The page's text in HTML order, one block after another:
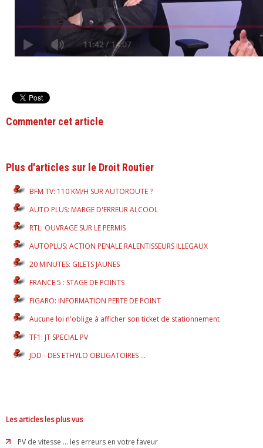
Commenter cet article
Plus d'articles sur le Droit Routier
BFM TV: 110 KM/H SUR AUTOROUTE ?
AUTO PLUS: MARGE D'ERREUR ALCOOL
RTL: OUVRAGE SUR LE PERMIS
AUTOPLUS: ACTION PENALE RALENTISSEURS ILLEGAUX
20 MINUTES: GILETS JAUNES
FRANCE 5 : STAGE DE POINTS
FIGARO: INFORMATION PERTE DE POINT
Aucune loi n'oblige à afficher son ticket de stationnement
TF1: JT SPECIAL PV
JDD - DES ETHYLO OBLIGATOIRES ...
Les articles les plus vus
PV de vitesse ... les erreurs en votre faveur